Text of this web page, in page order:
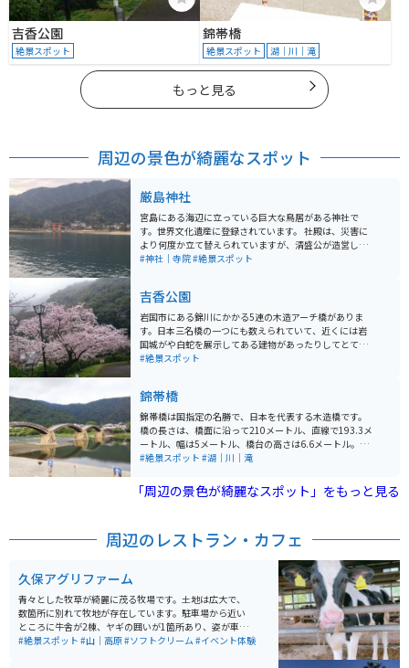
吉香公園
絶景スポット
錦帯橋
絶景スポット 湖｜川｜滝
もっと見る
周辺の景色が綺麗なスポット
厳島神社
宮島にある海辺に立っている巨大な鳥居がある神社で
す。世界文化遺産に登録されています。 社殿は、災害に
より何度か立て替えられていますが、清盛公が造営した
当時の姿を伝えられていると言われています。 祀られて
めのみこと）」の3柱で、三女神と呼ばれています。 ご
利益は様々あると言われていますが「勝負ごと」「海上
運行・交通安全」「縁結び」「財福・芸能」などがあり
ます。
#神社｜寺院#絶景スポット
吉香公園
岩国市にある錦川にかかる5連の木造アーチ橋がありま
す。日本三名橋の一つにも数えられていて、近くには岩
国城がや白蛇を展示してある建物があったりしてとても
歴史を感じられる場所です。 春には桜が満開になり桜を
近くまで車で行くことができます。年中楽しめる場所な
のでぜひオススメです。
#絶景スポット
錦帯橋
錦帯橋は国指定の名勝で、日本を代表する木造橋です。
橋の長さは、橋面に沿って210メートル、直線で193.3メ
ートル、幅は5メートル、橋台の高さは6.6メートル。巻
きガネとカスガイを使った「木組みの技法」で造られて
#絶景スポット #湖｜川｜滝
「周辺の景色が綺麗なスポット」をもっと見る
周辺のレストラン・カフェ
久保アグリファーム
青々とした牧草が綺麗に茂る牧場です。土地は広大で、
数箇所に別れて牧地が存在しています。駐車場から近い
ところに牛舎が2棟、ヤギの囲いが1箇所あり、姿が車内
からも見えます。 牧場内には、生乳を使用したジェラー
#絶景スポット #山｜高原#ソフトクリーム#イベント体験